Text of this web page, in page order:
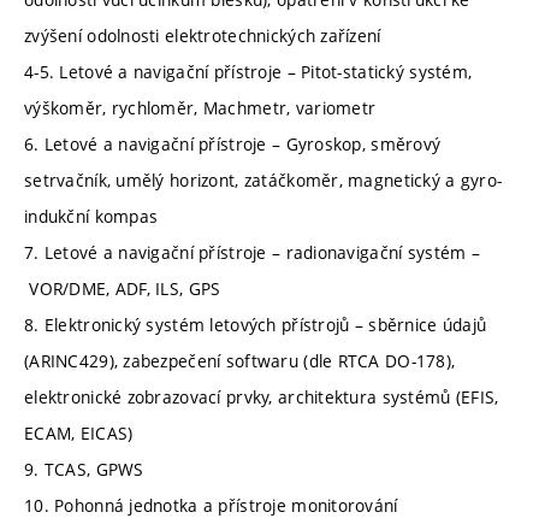
zvýšení odolnosti elektrotechnických zařízení
4-5. Letové a navigační přístroje – Pitot-statický systém,
výškoměr, rychloměr, Machmetr, variometr
6. Letové a navigační přístroje – Gyroskop, směrový
setrvačník, umělý horizont, zatáčkoměr, magnetický a gyro-
indukční kompas
7. Letové a navigační přístroje – radionavigační systém –
VOR/DME, ADF, ILS, GPS
8. Elektronický systém letových přístrojů – sběrnice údajů
(ARINC429), zabezpečení softwaru (dle RTCA DO-178),
elektronické zobrazovací prvky, architektura systémů (EFIS,
ECAM, EICAS)
9. TCAS, GPWS
10. Pohonná jednotka a přístroje monitorování